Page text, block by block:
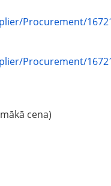
Procurement/
Procurement/
cena)